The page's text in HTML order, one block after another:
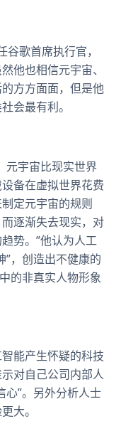
歌首席执行官，
他也相信元宇宙、
方方面面，但是他
会最有利。
宇宙比现实世界
备在虚拟世界花费
定元宇宙的规则
逐渐失去现实，对
势。”他认为人工
”，创造出不健康的
的非真实人物形象
能产生怀疑的科技
对自己公司内部人
心”。另外分析人士
大。